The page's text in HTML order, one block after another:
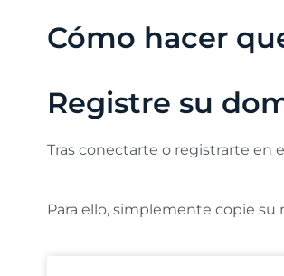
Cómo hacer
Registre su
Tras conectarte o registrarte en
Para ello, simplemente copie